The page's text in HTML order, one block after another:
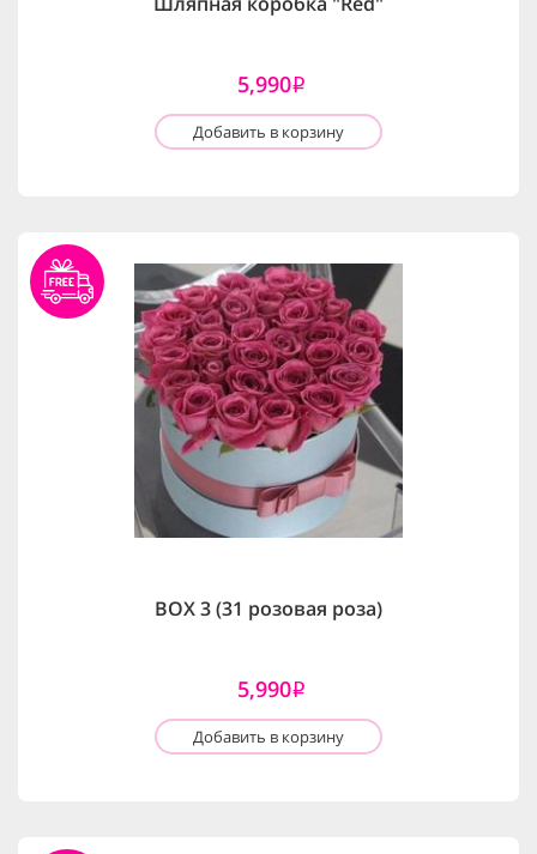
5,990i
Добавить в корзину
BOX 3 (31 розовая роза)
5,990i
Добавить в корзину